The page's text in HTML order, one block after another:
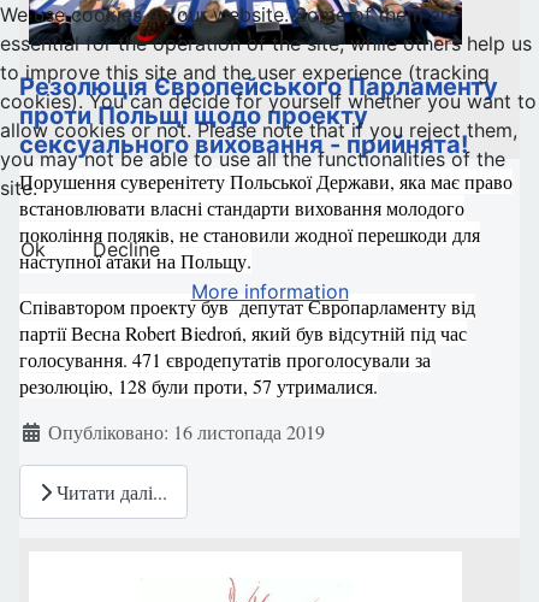
Резолюція Європейського Парламенту
проти Польщі щодо проекту
сексуального виховання - прийнята!
Порушення суверенітету Польської Держави, яка має право
встановлювати власні стандарти виховання молодого
покоління поляків, не становили жодної перешкоди для
наступної атаки на Польщу.
Співавтором проекту був депутат Європарламенту від
партії Весна Robert Biedroń, який був відсутній під час
голосування. 471 євродепутатів проголосували за
резолюцію, 128 були проти, 57 утрималися.
ДеталіОпубліковано: 16 листопада 2019
Читати далі...
We use cookies on our website. Some of them are
essential for the operation of the site, while others help us
to improve this site and the user experience (tracking
cookies). You can decide for yourself whether you want to
allow cookies or not. Please note that if you reject them,
you may not be able to use all the functionalities of the
site.
Ok
Decline
More information